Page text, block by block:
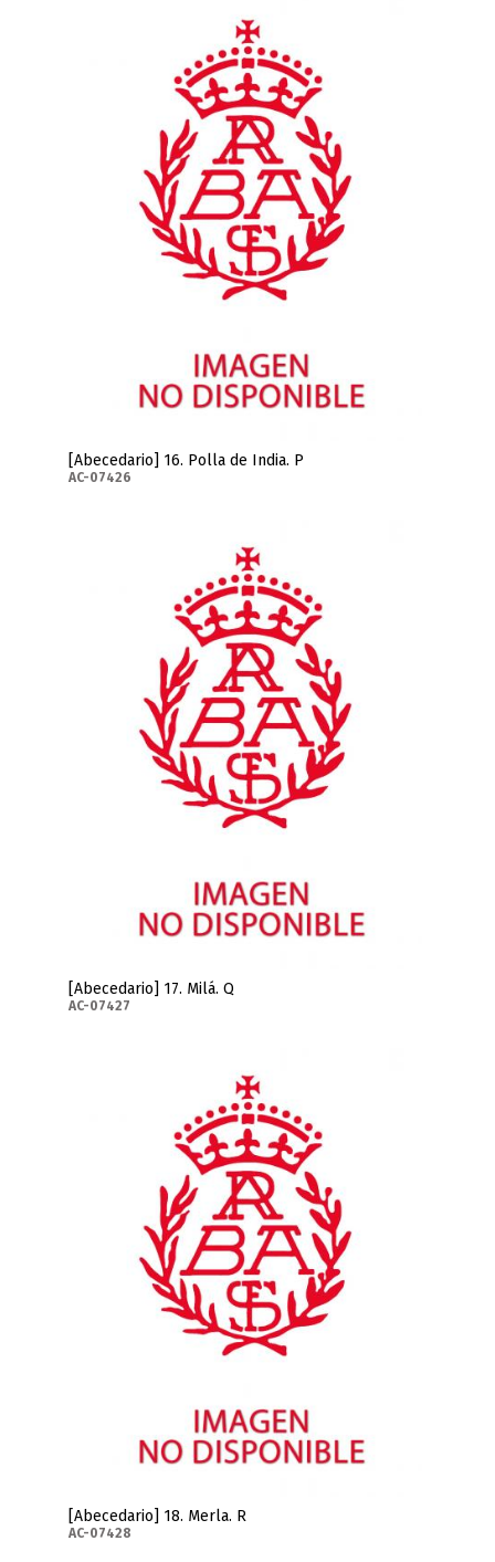
[Abecedario] 16. Polla de India. P
AC-07426
[Abecedario] 17. Milá. Q
AC-07427
[Abecedario] 18. Merla. R
AC-07428